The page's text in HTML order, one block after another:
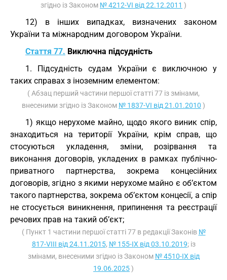
згідно із Законом № 4212-VI від 22.12.2011 )
12) в інших випадках, визначених законом
України та міжнародним договором України.
Стаття 77. Виключна підсудність
1. Підсудність судам України є виключною у
таких справах з іноземним елементом:
( Абзац перший частини першої статті 77 із змінами,
внесеними згідно із Законом № 1837-VI від 21.01.2010 )
1) якщо нерухоме майно, щодо якого виник спір,
знаходиться на території України, крім справ, що
стосуються укладення, зміни, розірвання та
виконання договорів, укладених в рамках публічно-
приватного партнерства, зокрема концесійних
договорів, згідно з якими нерухоме майно є об’єктом
такого партнерства, зокрема об’єктом концесії, а спір
не стосується виникнення, припинення та реєстрації
речових прав на такий об’єкт;
( Пункт 1 частини першої статті 77 в редакції Законів №
817-VIII від 24.11.2015, № 155-IX від 03.10.2019; із
змінами, внесеними згідно із Законом № 4510-IX від
19.06.2025)